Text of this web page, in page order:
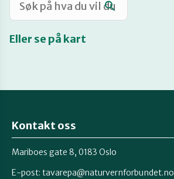
Retten til reparasjon
Eller se på kart
Kontakt oss
Mariboes gate 8, 0183 Oslo
E-post: tavarepa@naturvernforbundet.no